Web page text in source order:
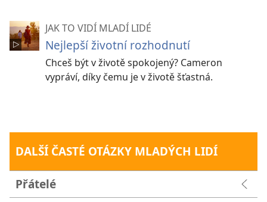
JAK TO VIDÍ MLADÍ LIDÉ
Nejlepší životní rozhodnutí
Chceš být v životě spokojený? Cameron
vypráví, díky čemu je v životě šťastná.
DALŠÍ ČASTÉ OTÁZKY MLADÝCH LIDÍ
Přátelé